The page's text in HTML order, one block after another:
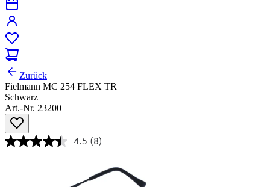
Zurück
Fielmann MC 254 FLEX TR
Schwarz
Art.-Nr. 23200
4.5 (8)